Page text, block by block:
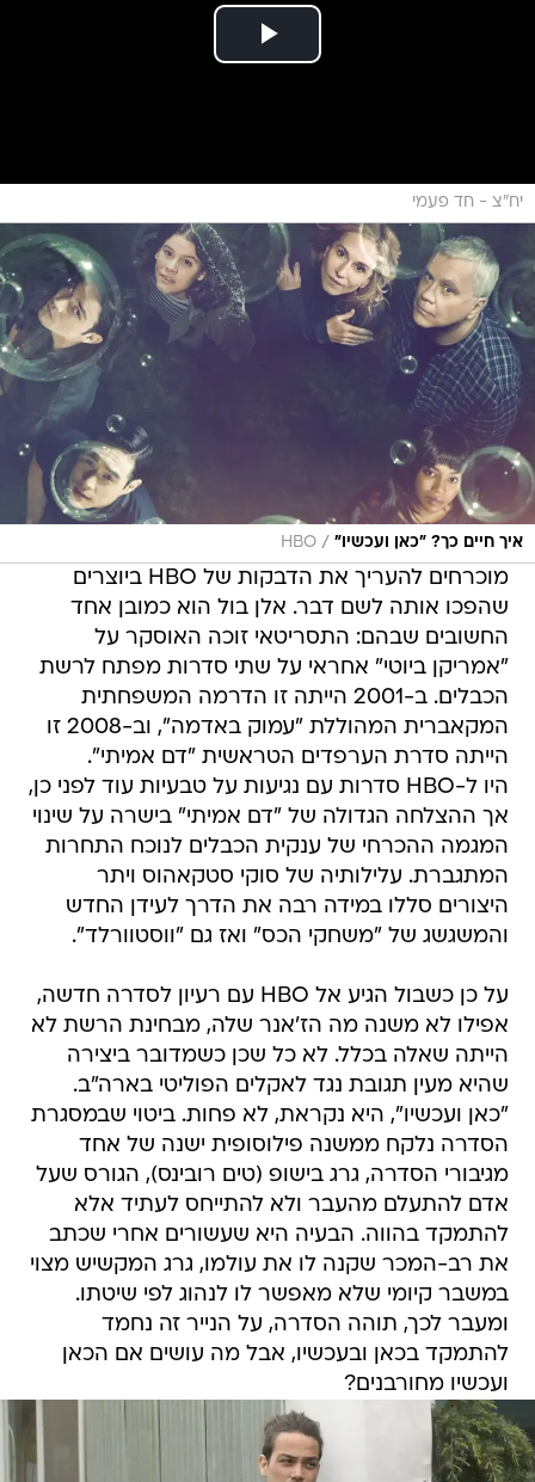
יח"צ - חד פעמי
איך חיים כך? "כאן ועכשיו" /
HBO
מוכרחים להעריך את הדבקות של HBO ביוצרים
שהפכו אותה לשם דבר. אלן בול הוא כמובן אחד
החשובים שבהם: התסריטאי זוכה האוסקר על
"אמריקן ביוטי" אחראי על שתי סדרות מפתח לרשת
הכבלים. ב-2001 הייתה זו הדרמה המשפחתית
המקאברית המהוללת "עמוק באדמה", וב-2008 זו
הייתה סדרת הערפדים הטראשית "דם אמיתי".
היו ל-HBO סדרות עם נגיעות על טבעיות עוד לפני כן,
אך ההצלחה הגדולה של "דם אמיתי" בישרה על שינוי
המגמה ההכרחי של ענקית הכבלים לנוכח התחרות
המתגברת. עלילותיה של סוקי סטקאהוס ויתר
היצורים סללו במידה רבה את הדרך לעידן החדש
והמשגשג של "משחקי הכס" ואז גם "ווסטוורלד".
על כן כשבול הגיע אל HBO עם רעיון לסדרה חדשה,
אפילו לא משנה מה הז'אנר שלה, מבחינת הרשת לא
הייתה שאלה בכלל. לא כל שכן כשמדובר ביצירה
שהיא מעין תגובת נגד לאקלים הפוליטי בארה"ב.
"כאן ועכשיו", היא נקראת, לא פחות. ביטוי שבמסגרת
הסדרה נלקח ממשנה פילוסופית ישנה של אחד
מגיבורי הסדרה, גרג בישופ (טים רובינס), הגורס שעל
אדם להתעלם מהעבר ולא להתייחס לעתיד אלא
להתמקד בהווה. הבעיה היא שעשורים אחרי שכתב
את רב-המכר שקנה לו את עולמו, גרג המקשיש מצוי
במשבר קיומי שלא מאפשר לו לנהוג לפי שיטתו.
ומעבר לכך, תוהה הסדרה, על הנייר זה נחמד
להתמקד בכאן ובעכשיו, אבל מה עושים אם הכאן
ועכשיו מחורבנים?